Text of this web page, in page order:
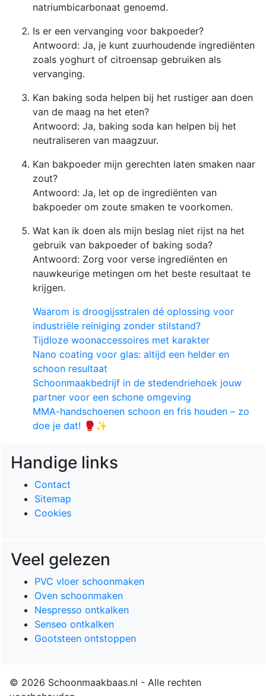
natriumbicarbonaat genoemd.
Is er een vervanging voor bakpoeder?
Antwoord: Ja, je kunt zuurhoudende ingrediënten
zoals yoghurt of citroensap gebruiken als
vervanging.
Kan baking soda helpen bij het rustiger aan doen
van de maag na het eten?
Antwoord: Ja, baking soda kan helpen bij het
neutraliseren van maagzuur.
Kan bakpoeder mijn gerechten laten smaken naar
zout?
Antwoord: Ja, let op de ingrediënten van
bakpoeder om zoute smaken te voorkomen.
Wat kan ik doen als mijn beslag niet rijst na het
gebruik van bakpoeder of baking soda?
Antwoord: Zorg voor verse ingrediënten en
nauwkeurige metingen om het beste resultaat te
krijgen.
Waarom is droogijsstralen dé oplossing voor
industriële reiniging zonder stilstand?
Tijdloze woonaccessoires met karakter
Nano coating voor glas: altijd een helder en
schoon resultaat
Schoonmaakbedrijf in de stedendriehoek jouw
partner voor een schone omgeving
MMA-handschoenen schoon en fris houden – zo
doe je dat! 🥊✨
Handige links
Contact
Sitemap
Cookies
Veel gelezen
PVC vloer schoonmaken
Oven schoonmaken
Nespresso ontkalken
Senseo ontkalken
Gootsteen ontstoppen
© 2026 Schoonmaakbaas.nl - Alle rechten